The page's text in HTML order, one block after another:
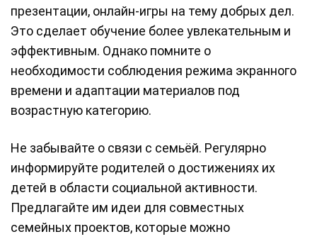
презентации, онлайн-игры на тему добрых дел.
Это сделает обучение более увлекательным и
эффективным. Однако помните о
необходимости соблюдения режима экранного
времени и адаптации материалов под
возрастную категорию.
Не забывайте о связи с семьёй. Регулярно
информируйте родителей о достижениях их
детей в области социальной активности.
Предлагайте им идеи для совместных
семейных проектов, которые можно